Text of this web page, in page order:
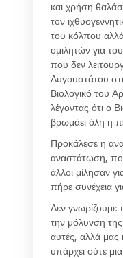
και χρήση
τον
του κόλπου
ομιλητών για
που δεν
Αυγουστάτου
Βιολογικό του
λέγοντας ότι ο
βρωμάει όλη η
Προκάλεσε η
αναστάτωση,
άλλοι μίλησαν
πήρε συνέχεια
Δεν γνωρίζουμε
την μόλυνση της
αυτές, αλλά μας
υπάρχει ούτε